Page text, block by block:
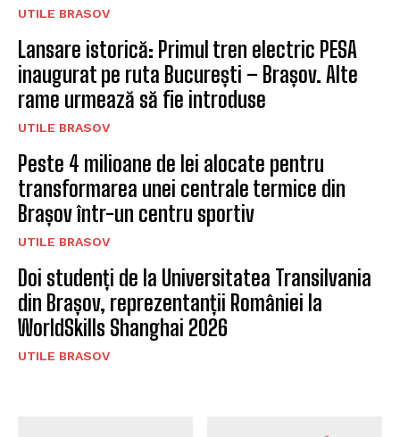
UTILE BRASOV
Lansare istorică: Primul tren electric PESA
inaugurat pe ruta București – Brașov. Alte
rame urmează să fie introduse
UTILE BRASOV
Peste 4 milioane de lei alocate pentru
transformarea unei centrale termice din
Brașov într-un centru sportiv
UTILE BRASOV
Doi studenți de la Universitatea Transilvania
din Brașov, reprezentanții României la
WorldSkills Shanghai 2026
UTILE BRASOV